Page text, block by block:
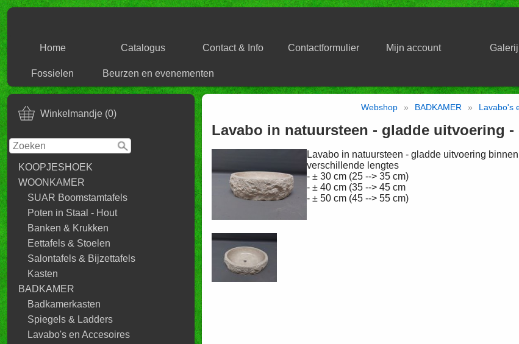
Home Catalogus Contact & Info Contactformulier Mijn account Galerij
Fossielen Beurzen en evenementen
Winkelmandje (0)
KOOPJESHOEK
WOONKAMER
SUAR Boomstamtafels
Poten in Staal - Hout
Banken & Krukken
Eettafels & Stoelen
Salontafels & Bijzettafels
Kasten
BADKAMER
Badkamerkasten
Spiegels & Ladders
Lavabo's en Accesoires
Webshop » BADKAMER » Lavabo's
Lavabo in natuursteen - gladde uitvoering -
Lavabo in natuursteen - gladde uitvoering
verschillende lengtes
- ± 30 cm (25 --> 35 cm)
- ± 40 cm (35 --> 45 cm
- ± 50 cm (45 --> 55 cm)